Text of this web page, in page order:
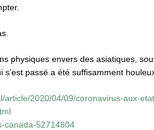
physiques envers des asiatiques,
passé a été suffisamment
article/2020/04/09/coronavirus-aux-
canada-52714804